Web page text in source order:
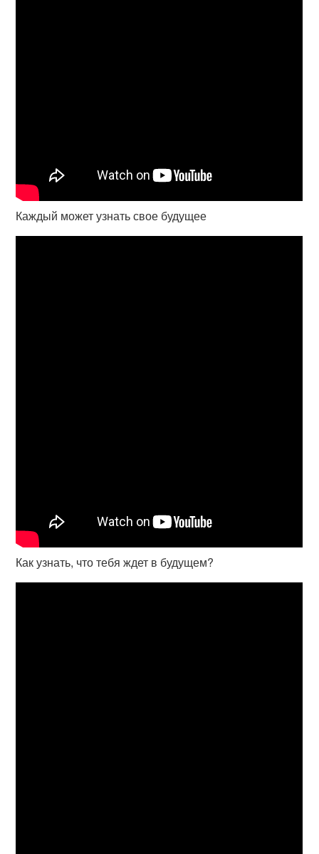
Каждый может узнать свое будущее
Как узнать, что тебя ждет в будущем?